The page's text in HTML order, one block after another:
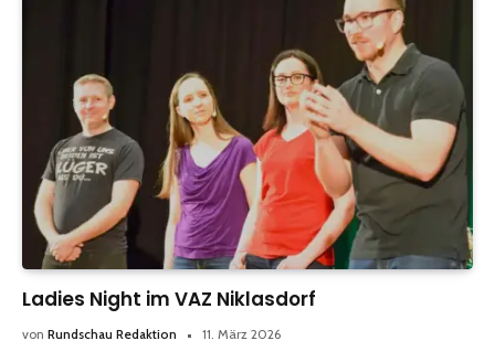
Ladies Night im VAZ Niklasdorf
von Rundschau Redaktion 11. März 2026